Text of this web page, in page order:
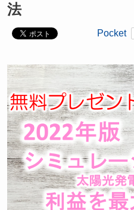
法
Pocket